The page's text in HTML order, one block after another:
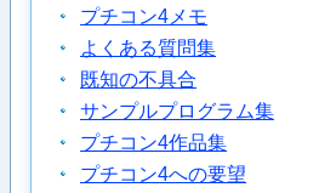
プチコン4メモ
よくある質問集
既知の不具合
サンプルプログラム集
プチコン4作品集
プチコン4への要望